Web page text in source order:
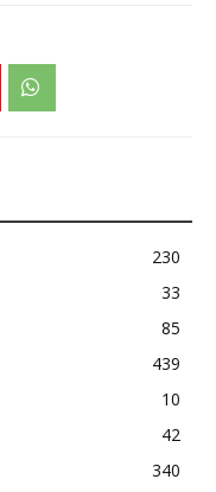
230
33
85
439
10
42
340